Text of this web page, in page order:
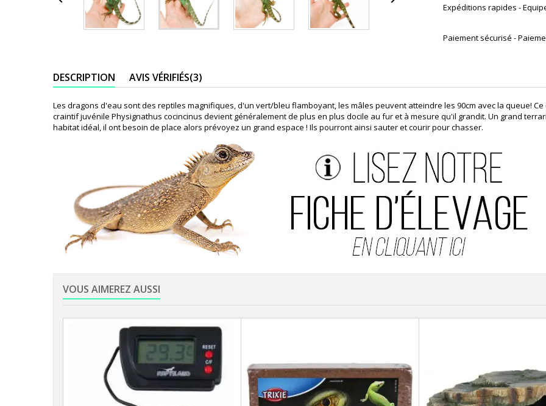
Expéditions rapides -
Paiement sécurisé -
DESCRIPTION AVIS VÉRIFIÉS(3)
Les dragons d'eau sont des reptiles magnifiques, d'un vert/bleu flamboyant, les mâles peuvent atteindre les 90cm avec la queue!
craintif juvénile Physignathus cocincinus devient généralement de plus en plus docile au fur et à mesure qu'il grandit. Un grand
habitat idéal, il ont besoin de place alors prévoyez un grand espace ! Ils pourront ainsi sauter et courir pour chasser.
VOUS AIMEREZ AUSSI